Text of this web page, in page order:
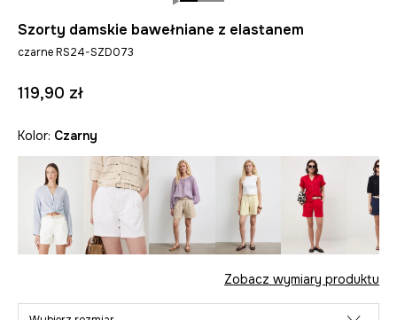
Szorty damskie bawełniane z elastanem
czarne RS24-SZD073
119,90 zł
Kolor: czarny
Zobacz wymiary produktu